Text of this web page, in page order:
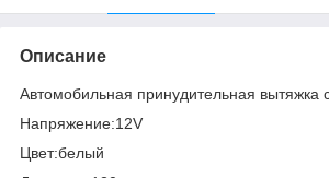
Описание
Автомобильная принудительная вытяжка
Напряжение:12V
Цвет:белый